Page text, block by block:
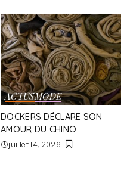
ACTUSMODE
DOCKERS DÉCLARE SON
AMOUR DU CHINO
juillet 14, 2026